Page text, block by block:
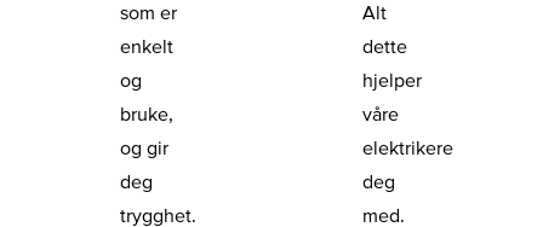
som er
enkelt
og
bruke,
og gir
deg
trygghet.
Alt
dette
hjelper
våre
elektrikere
deg
med.